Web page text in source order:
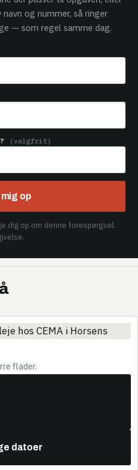
og nummer, så ringer
— som regel samme dag.
(valgfrit)
op
dig op om denne forespørgsel.
flader.
datoer